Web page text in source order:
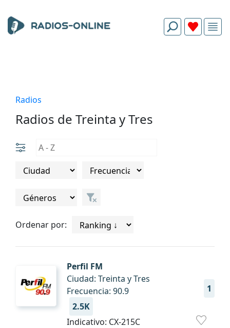
Radios
Radios de Treinta y Tres
Ordenar por:
Perfil FM
1
Ciudad: Treinta y Tres
Frecuencia: 90.9
2.5K
Indicativo: CX-215C